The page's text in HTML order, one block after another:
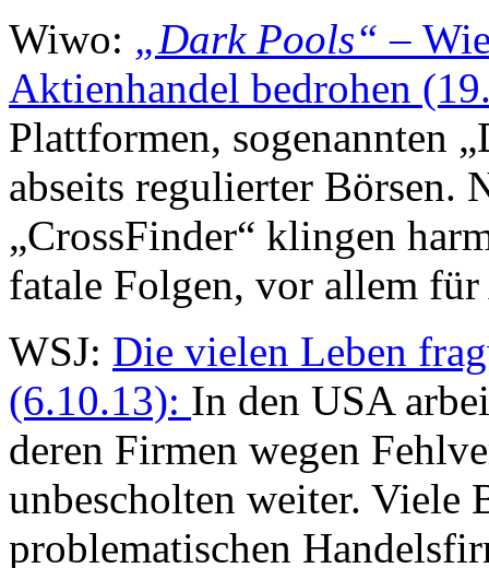
Wiwo: „Dark Pools“ –
Aktienhandel bedrohen
Plattformen, sogenannten
abseits regulierter Börsen.
„CrossFinder“ klingen
fatale Folgen, vor allem für
WSJ: Die vielen Leben
(6.10.13): In den USA
deren Firmen wegen
unbescholten weiter. Viele
problematischen